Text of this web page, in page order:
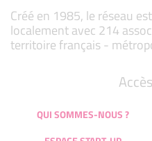
Créé en 1985, le réseau
localement avec 214
territoire français -
QUI SOMMES-NOUS ?